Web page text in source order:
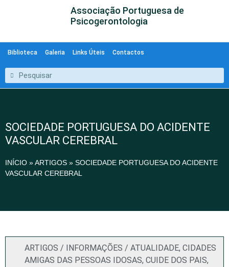
Associação Portuguesa de
Psicogerontologia
Biblioteca Galeria Links Úteis Contactos
SOCIEDADE PORTUGUESA DO ACIDENTE
VASCULAR CEREBRAL
INÍCIO »ARTIGOS » SOCIEDADE PORTUGUESA DO ACIDENTE
VASCULAR CEREBRAL
ARTIGOS / INFORMAÇÕES / ATUALIDADE, CIDADES
AMIGAS DAS PESSOAS IDOSAS, CUIDE DOS PAIS,